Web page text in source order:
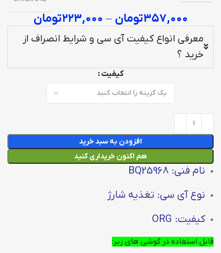
۳۵۷,۰۰۰تومان – ۲۲۳,۰۰۰تومان
معرفی انواع کیفیت آی سی و شرایط انصراف از
خرید ؟
کیفیت
افزودن به سبد خرید
هم اکنون خریداری کنید
نام فنی: BQ25968
نوع آی سی: تغذیه شارژ
کیفیت: ORG
قابل استفاده در گوشی های زیر: